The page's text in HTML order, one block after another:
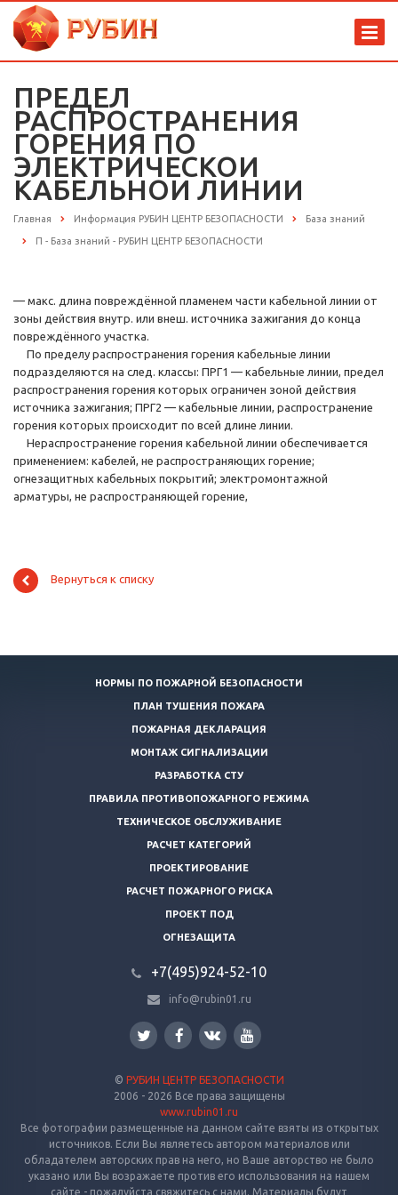
ПРЕДЕЛ
РАСПРОСТРАНЕНИЯ
ГОРЕНИЯ ПО
ЭЛЕКТРИЧЕСКОИ
КАБЕЛЬНОИ ЛИНИИ
Главная Информация РУБИН ЦЕНТР БЕЗОПАСНОСТИ База знаний
П - База знаний - РУБИН ЦЕНТР БЕЗОПАСНОСТИ
— макс. длина повреждённой пламенем части кабельной линии от
зоны действия внутр. или внеш. источника зажигания до конца
повреждённого участка.
По пределу распространения горения кабельные линии
подразделяются на след. классы: ПРГ1 — кабельные линии, предел
распространения горения которых ограничен зоной действия
источника зажигания; ПРГ2 — кабельные линии, распространение
горения которых происходит по всей длине линии.
Нераспространение горения кабельной линии обеспечивается
применением: кабелей, не распространяющих горение;
огнезащитных кабельных покрытий; электромонтажной
арматуры, не распространяющей горение,
Вернуться к списку
НОРМЫ ПО ПОЖАРНОЙ БЕЗОПАСНОСТИ
ПЛАН ТУШЕНИЯ ПОЖАРА
ПОЖАРНАЯ ДЕКЛАРАЦИЯ
МОНТАЖ СИГНАЛИЗАЦИИ
РАЗРАБОТКА СТУ
ПРАВИЛА ПРОТИВОПОЖАРНОГО РЕЖИМА
ТЕХНИЧЕСКОЕ ОБСЛУЖИВАНИЕ
РАСЧЕТ КАТЕГОРИЙ
ПРОЕКТИРОВАНИЕ
РАСЧЕТ ПОЖАРНОГО РИСКА
ПРОЕКТ ПОД
ОГНЕЗАЩИТА
+7(495)924-52-10
info@rubin01.ru
© РУБИН ЦЕНТР БЕЗОПАСНОСТИ
2006 - 2026 Все права защищены
www.rubin01.ru
Все фотографии размещенные на данном сайте взяты из открытых
источников. Если Вы являетесь автором материалов или
обладателем авторских прав на него, но Ваше авторство не было
указано или Вы возражаете против его использования на нашем
сайте - пожалуйста свяжитесь с нами. Материалы будут